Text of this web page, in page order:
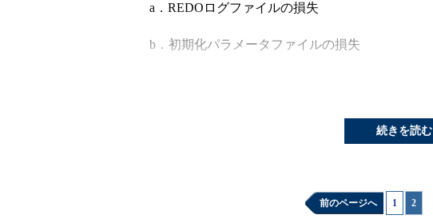
a．REDOログファイルの損失
b．初期化パラメータファイルの損失
Oracleインスタンスを管理する」
続きを読む
前のページへ 1 2